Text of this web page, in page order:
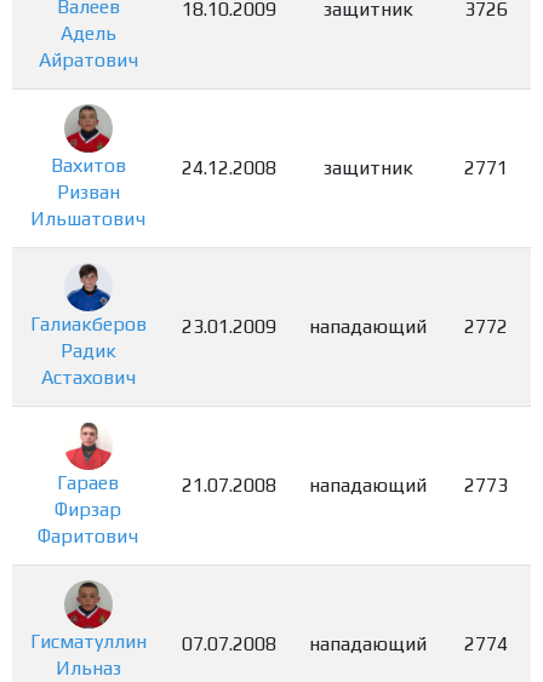
Валеев
Адель
Айратович
18.10.2009 защитник 3726
Вахитов
Ризван
Ильшатович
24.12.2008 защитник 2771
Галиакберов
Радик
Астахович
23.01.2009 нападающий 2772
Гараев
Фирзар
Фаритович
21.07.2008 нападающий 2773
Гисматуллин
Ильназ
07.07.2008 нападающий 2774